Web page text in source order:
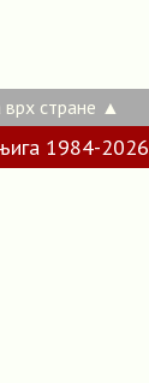
стране ▲
1984-2026